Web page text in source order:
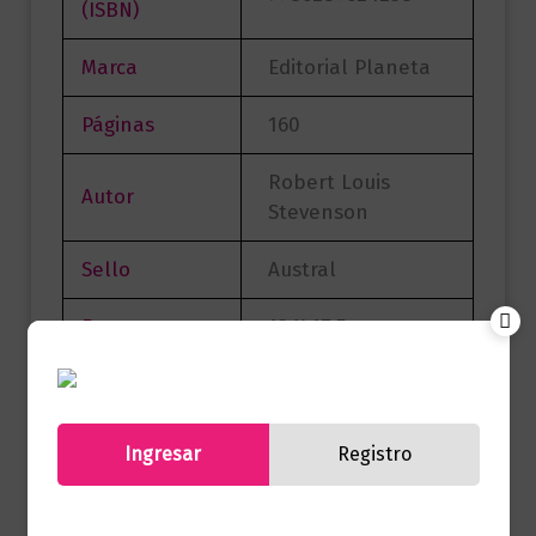
(ISBN)
Marca Editorial Planeta
Páginas 160
Autor
Robert Louis
Stevenson
Sello Austral
Formato 13 X 17.5
No hay valoraciones aún.
Ingresar Registro